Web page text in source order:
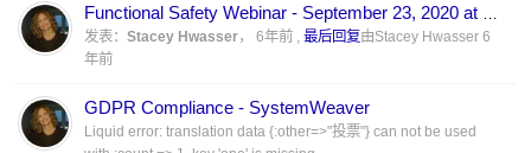
发表： Stacey Hwasser， 6年前 最后回复由Stacey Hwasser 6
年前
GDPR Compliance - SystemWeaver
Liquid error: translation data {:other=>"投票"} can not be used